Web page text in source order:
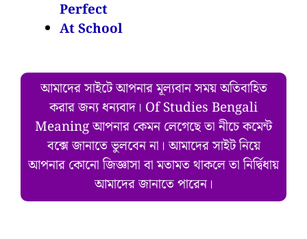
Perfect
At School
আমাদের সাইটে আপনার মূল্যবান সময় অতিবাহিত
করার জন্য ধন্যবাদ। Of Studies Bengali
Meaning আপনার কেমন লেগেছে তা নীচে কমেন্ট
বক্সে জানাতে ভুলবেন না। আমাদের সাইট নিয়ে
আপনার কোনো জিজ্ঞাসা বা মতামত থাকলে তা নির্দ্বিধায়
আমাদের জানাতে পারেন।